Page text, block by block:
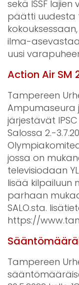
sekä ISSF
päätti uudesta
ilma-
uusi
Action Air SM
Tampereen
Ampumaseura
järjestävät
Salossa 2.-
jossa on
televisiodaan
lisää kilpailuun
parhaan
SALO.sta.
https://
Tampereen